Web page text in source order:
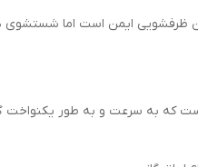
ظرفشویی ایمن است اما شستشوی
است که به سرعت و به طور